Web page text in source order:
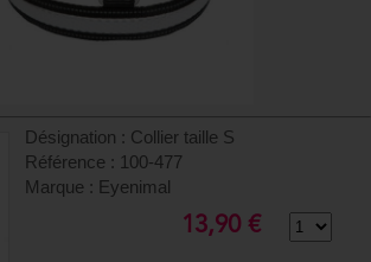
Désignation : Collier taille S
Référence : 100-477
Marque : Eyenimal
13,90 €